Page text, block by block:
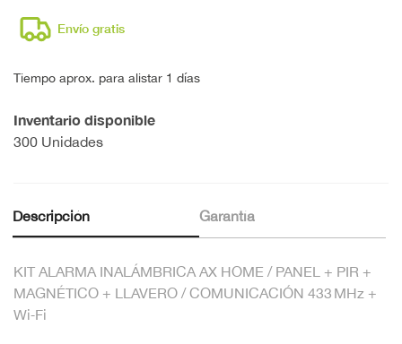
Envío gratis
Tiempo aprox. para alistar 1 días
Inventario disponible
300 Unidades
Descripción Garantía
KIT ALARMA INALÁMBRICA AX HOME / PANEL + PIR +
MAGNÉTICO + LLAVERO / COMUNICACIÓN 433 MHz +
Wi‑Fi